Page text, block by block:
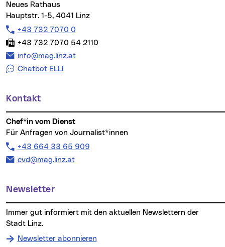
Neues Rathaus
Hauptstr. 1-5, 4041 Linz
Telefon:
+43 732 7070 0
Fax:
+43 732 7070 54 2110
E-Mail Adresse:
info@mag.linz.at
Chatbot ELLI
Kontakt
Chef*in vom Dienst
Für Anfragen von Journalist*innen
Telefon:
+43 664 33 65 909
E-Mail Adresse:
cvd@mag.linz.at
Newsletter
Stadt Linz.
Newsletter abonnieren